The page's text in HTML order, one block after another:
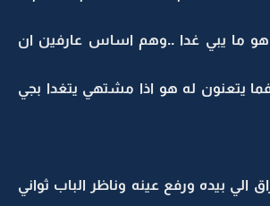
ما يبي غدا ..وهم اساس عارفين ان
يتعنون له هو اذا مشتهي يتغدا بجي
الي بيده ورفع عينه وناظر الباب ثواني